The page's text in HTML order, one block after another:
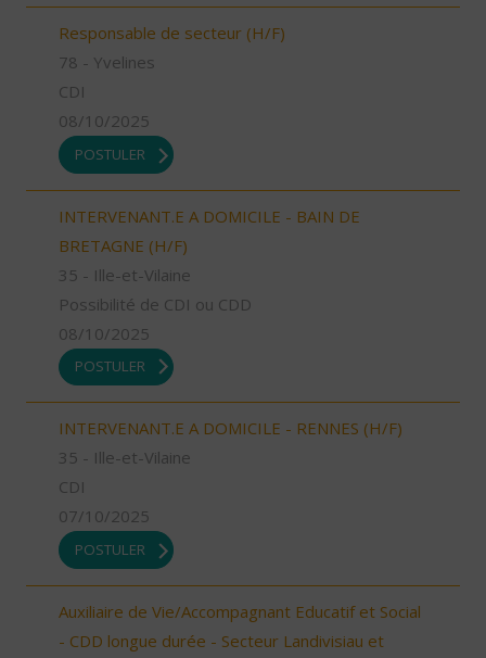
Responsable de secteur (H/F)
78 - Yvelines
CDI
08/10/2025
POSTULER
INTERVENANT.E A DOMICILE - BAIN DE
BRETAGNE (H/F)
35 - Ille-et-Vilaine
Possibilité de CDI ou CDD
08/10/2025
POSTULER
INTERVENANT.E A DOMICILE - RENNES (H/F)
35 - Ille-et-Vilaine
CDI
07/10/2025
POSTULER
Auxiliaire de Vie/Accompagnant Educatif et Social
- CDD longue durée - Secteur Landivisiau et